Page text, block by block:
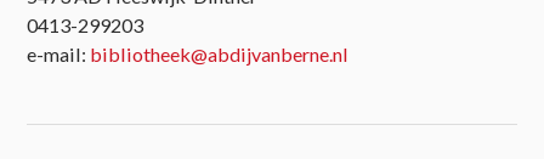
0413-299203
e-mail: bibliotheek@abdijvanberne.nl